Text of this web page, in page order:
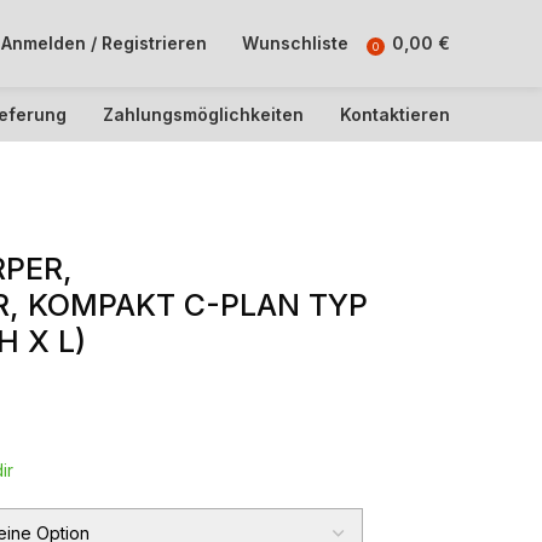
Anmelden / Registrieren Wunschliste 0 0,00 €
Zahlungsmöglichkeiten Kontaktieren
KOMPAKT C-PLAN TYP
X L)